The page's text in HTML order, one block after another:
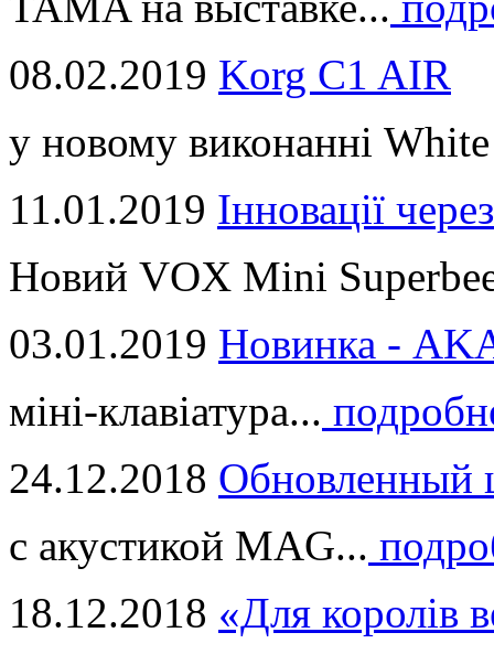
08.02.2019 Korg C1 AIR
у новому виконанні
11.01.2019 Інновації
Новий VOX Mini
03.01.2019 Новинка -
міні-клавіатура...
24.12.2018 Обновленный
с акустикой MAG...
18.12.2018 «Для королів